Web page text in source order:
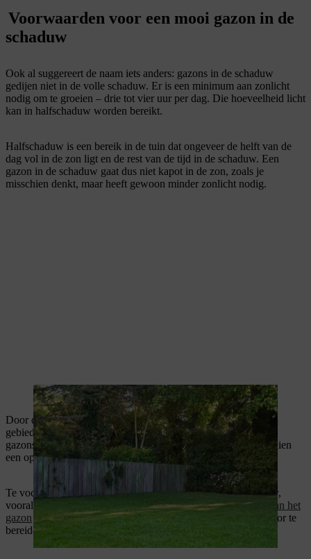
Voorwaarden voor een mooi gazon in de
schaduw
Ook al suggereert de naam iets anders: gazons in de schaduw
gedijen niet in de volle schaduw. Er is een minimum aan zonlicht
nodig om te groeien – drie tot vier uur per dag. Die hoeveelheid licht
kan in halfschaduw worden bereikt.
Halfschaduw is een bereik in de tuin dat ongeveer de helft van de
dag vol in de zon ligt en de rest van de tijd in de schaduw. Een
gazon in de schaduw gaat dus niet kapot in de zon, zoals je
misschien denkt, maar heeft gewoon minder zonlicht nodig.
Gazons in de schaduw kunnen goed gedijen in halfschaduw
Door de hogere lucht- en bodemvochtigheid in schaduwrijke
gebieden groeit er meer mos in zulke gazons dan in zonnigere
gazons. Hier bieden jaarlijks verticuterenen vervolgens nazaaien
een oplossing om een zo dicht mogelijk grasveld te krijgen.
Te vochtige grond is een probleem voor gazons in de schaduw,
vooral opstuwend water. Dit kan je tegengaan bij de
aanleg van het
gazon
door de bodem goed los te maken en de grond goed voor te
bereiden.